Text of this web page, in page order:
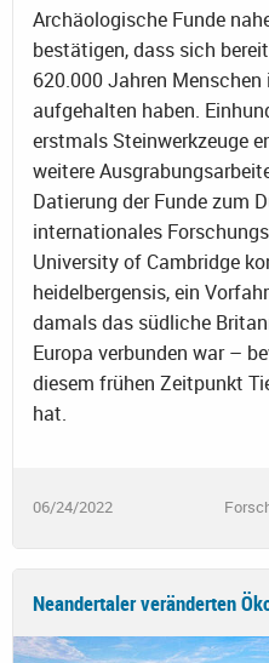
Archäologische Funde
bestätigen, dass sich
620.000 Jahren
aufgehalten haben.
erstmals Steinwerkzeuge
weitere
Datierung der Funde zum
internationales
University of Cambridge
heidelbergensis, ein
damals das südliche
Europa verbunden war –
diesem frühen Zeitpunkt
hat.
06/24/2022
Neandertaler veränderten